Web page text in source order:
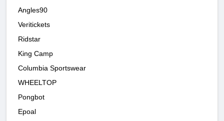
Angles90
Veritickets
Ridstar
King Camp
Columbia Sportswear
WHEELTOP
Pongbot
Epoal